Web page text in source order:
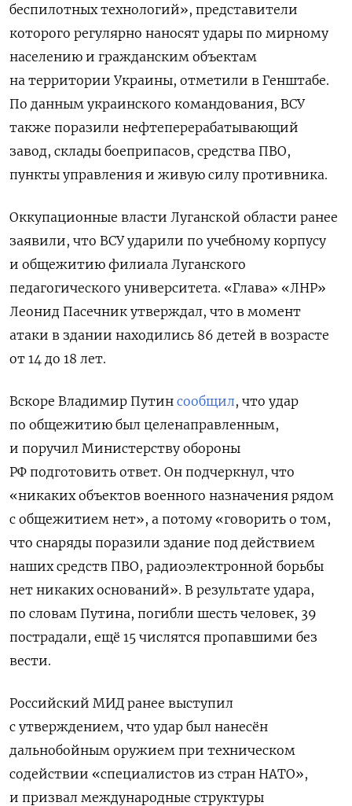
беспилотных технологий», представители
которого регулярно наносят удары по мирному
населению и гражданским объектам
на территории Украины, отметили в Генштабе.
По данным украинского командования, ВСУ
также поразили нефтеперерабатывающий
завод, склады боеприпасов, средства ПВО,
пункты управления и живую силу противника.
Оккупационные власти Луганской области ранее
заявили, что ВСУ ударили по учебному корпусу
и общежитию филиала Луганского
педагогического университета. «Глава» «ЛНР»
Леонид Пасечник утверждал, что в момент
атаки в здании находились 86 детей в возрасте
от 14 до 18 лет.
Вскоре Владимир Путин сообщил, что удар
по общежитию был целенаправленным,
и поручил Министерству обороны
РФ подготовить ответ. Он подчеркнул, что
«никаких объектов военного назначения рядом
с общежитием нет», а потому «говорить о том,
что снаряды поразили здание под действием
наших средств ПВО, радиоэлектронной борьбы
нет никаких оснований». В результате удара,
по словам Путина, погибли шесть человек, 39
пострадали, ещё 15 числятся пропавшими без
вести.
Российский МИД ранее выступил
с утверждением, что удар был нанесён
дальнобойным оружием при техническом
содействии «специалистов из стран НАТО»,
и призвал международные структуры